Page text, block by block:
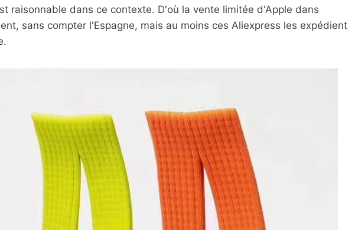
raisonnable dans ce contexte. D'où la vente limitée d'Apple dans
sans compter l'Espagne, mais au moins ces Aliexpress les expédient